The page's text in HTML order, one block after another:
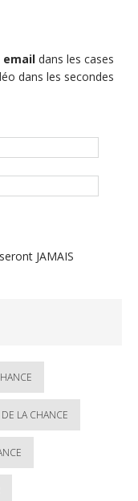
email dans les cases
dans les secondes
JAMAIS
LA CHANCE